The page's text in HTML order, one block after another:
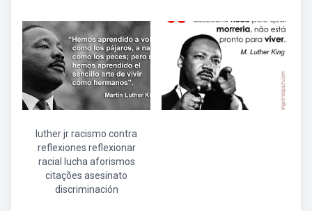
luther jr racismo contra
reflexiones reflexionar
racial lucha aforismos
citações asesinato
discriminación